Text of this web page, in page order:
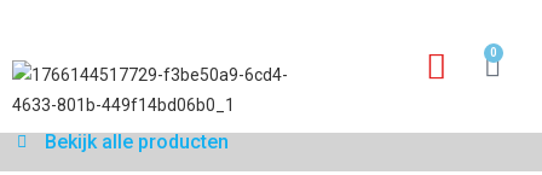
0
Bekijk alle producten